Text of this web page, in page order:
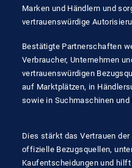
Marken und Händlern und
vertrauenswürdige
Bestätigte Partnerschaften
Verbraucher, Unternehmen
vertrauenswürdigen
auf Marktplätzen, in
sowie in Suchmaschinen und
Dies stärkt das Vertrauen
offizielle Bezugsquellen,
Kaufentscheidungen und